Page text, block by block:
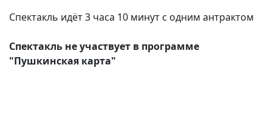
Спектакль идёт 3 часа 10 минут с одним антрактом
Спектакль не участвует в программе
"Пушкинская карта"